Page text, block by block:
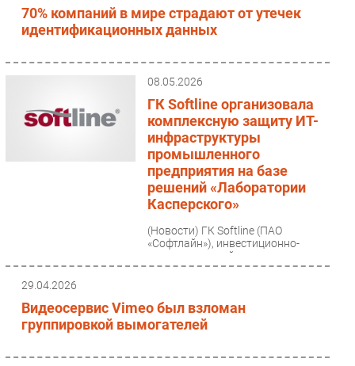
70% компаний в мире страдают от утечек
идентификационных данных
08.05.2026
ГК Softline организовала
комплексную защиту ИТ-
инфраструктуры
промышленного
предприятия на базе
решений «Лаборатории
Касперского»
(Новости) ГК Softline (ПАО
«Софтлайн»), инвестиционно-
технологический холдинг с
фокусом на инновации,
29.04.2026
Видеосервис Vimeo был взломан
группировкой вымогателей